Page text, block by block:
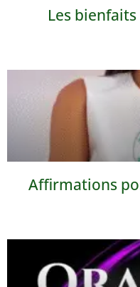
Les
Affirmations